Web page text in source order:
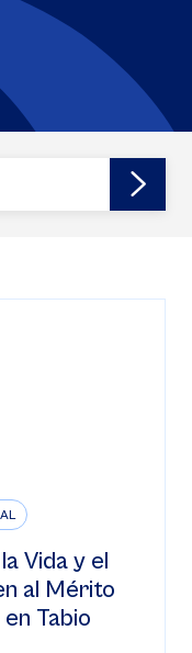
Vida y el
al Mérito
Tabio